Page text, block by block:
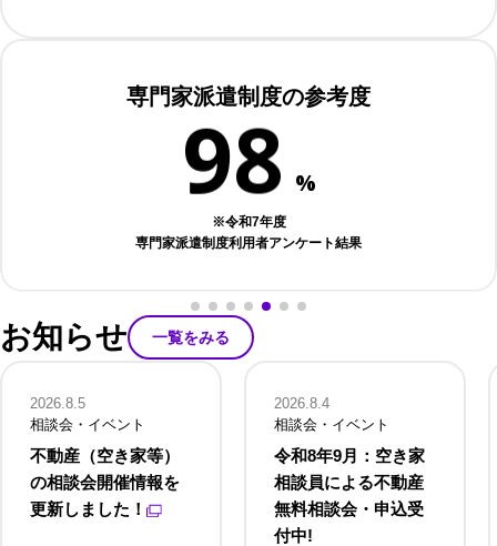
専門家派遣制度の参考度
8
9
7
8 %
※令和7年度
専門家派遣制度利用者アンケート結果
お知らせ 一覧をみる
不動産（空き家等）
の相談会開催情報を
更新しました！
2026.8.5
相談会・イベント
令和8年9月：空き家
相談員による不動産
無料相談会・申込受
付中!
2026.8.4
相談会・イベント